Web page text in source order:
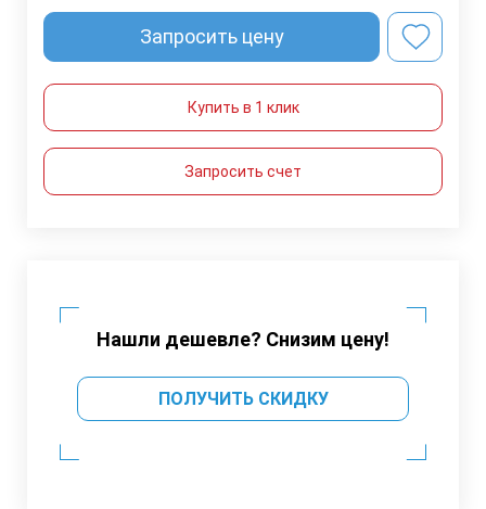
Запросить цену
Купить в 1 клик
Запросить счет
Нашли дешевле? Снизим цену!
ПОЛУЧИТЬ СКИДКУ